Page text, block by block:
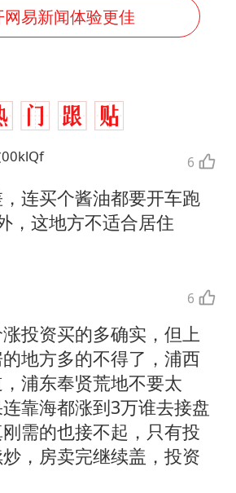
网易新闻体验更佳
6
连买个酱油都要开车跑
，这地方不适合居住
6
涨投资买的多确实，但上
地方多的不得了，浦西
浦东奉贤荒地不要太
靠海都涨到3万谁去接盘
需的也接不起，只有投
，房卖完继续盖，投资